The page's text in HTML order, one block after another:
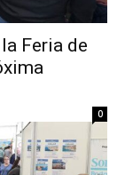
Feria de
0